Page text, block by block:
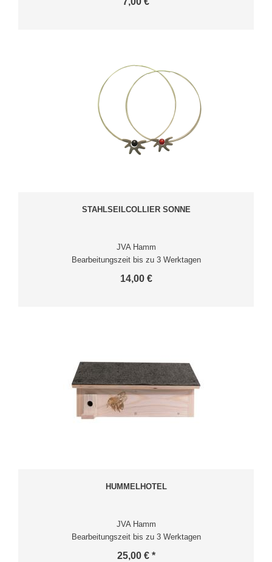
STAHLSEILCOLLIER SONNE
JVA Hamm
Bearbeitungszeit bis zu 3 Werktagen
14,00 €
HUMMELHOTEL
JVA Hamm
Bearbeitungszeit bis zu 3 Werktagen
25,00 € *